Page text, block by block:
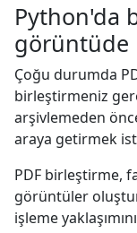
Python'da
görüntüde
Çoğu durumda
birleştirmeniz
arşivlemeden
araya getirmek
PDF birleştirme,
görüntüler
işleme